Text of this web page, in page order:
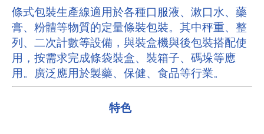
條式包裝生產線適用於各種口服液、漱口水、藥
膏、粉體等物質的定量條裝包裝。其中秤重、整
列、二次計數等設備，與裝盒機與後包裝搭配使
用，按需求完成條袋裝盒、裝箱子、碼垛等應
用。廣泛應用於製藥、保健、食品等行業。
特色